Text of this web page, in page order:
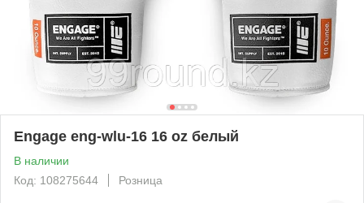
Engage eng-wlu-16 16 oz белый
В наличии
Код: 108275644
Розница